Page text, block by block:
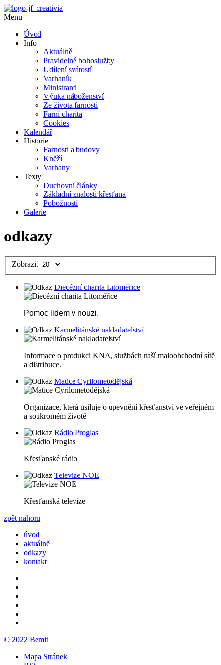
Menu
Úvod
Info
Aktuálně
Pravidelné bohoslužby
Udílení svátostí
Varhaník
Ministranti
Výuka náboženství
Ze života farnosti
Farní charita
Cookies
Kalendář
Historie
Farnosti a budovy
Kněží
Varhany
Texty
Duchovní články
Základní znalosti křesťana
Pobožnosti
Galerie
odkazy
Zobrazit
Diecézní charita Litoměřice
Pomoc lidem v nouzi.
Karmelitánské nakladatelství
Informace o produkci KNA, službách naší maloobchodní sítě
a distribuce.
Matice Cyrilometodějská
Organizace, která usiluje o upevnění křesťanství ve veřejném
a soukromém životě
Rádio Proglas
Křesťanské rádio
Televize NOE
Křesťanská televize
zpět nahoru
úvod
aktuálně
odkazy
kontakt
© 2022 Bemit
Mapa Stránek